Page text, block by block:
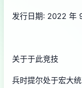
发行日期: 2022 年
关于于此竞技
兵时提尔处于宏大